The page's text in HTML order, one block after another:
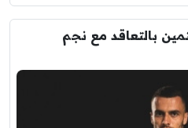
بالتعاقد مع نجم